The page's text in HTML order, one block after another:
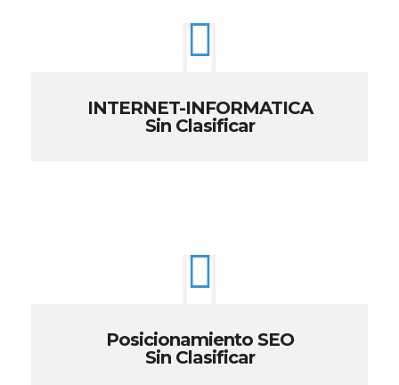
INTERNET-INFORMATICA
Sin Clasificar
Posicionamiento SEO
Sin Clasificar